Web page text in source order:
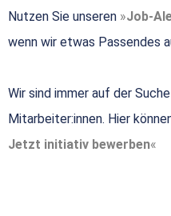
Nutzen Sie unseren
Job-
wenn wir etwas Passendes
Wir sind immer auf der
Mitarbeiter:innen. Hier
Jetzt initiativ bewerben